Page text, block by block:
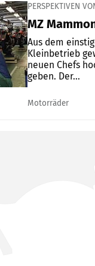
PERSPEKTIVEN
MZ
Aus dem
Kleinbetrieb
neuen Chefs
geben. Der...
Motorräder